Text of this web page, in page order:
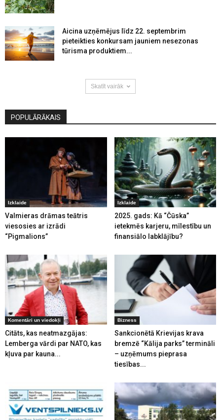
Aicina uzņēmējus līdz 22. septembrim
pieteikties konkursam jauniem nesezonas
tūrisma produktiem...
Skatīt vairāk
POPULĀRĀKAIS
Izklaide
Valmieras drāmas teātris
viesosies ar izrādi
“Pigmalions”
Izklaide
2025. gads: Kā “Čūska”
ietekmēs karjeru, mīlestību un
finansiālo labklājību?
Komentāri un viedokļi
Citāts, kas neatmazgājas:
Lemberga vārdi par NATO, kas
kļuva par kauna...
Bizness
Sankcionētā Krievijas krava
bremzē “Kālija parks” termināli
– uzņēmums pieprasa
tiesības...